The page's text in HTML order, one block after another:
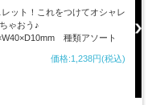
ット！これをつけてオシャレ
ゃおう♪
種類アソート
価格:1,238円(税込)